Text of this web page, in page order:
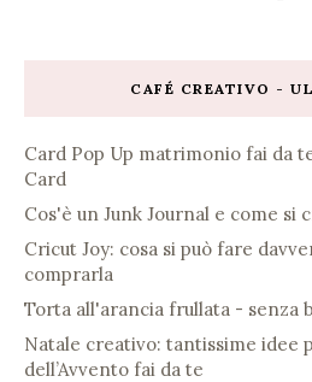
CAFÉ CREATIVO -
Card Pop Up matrimonio fai da
Card
Cos'è un Junk Journal e come si
Cricut Joy: cosa si può fare
comprarla
Torta all'arancia frullata - senza
Natale creativo: tantissime idee
dell’Avvento fai da te